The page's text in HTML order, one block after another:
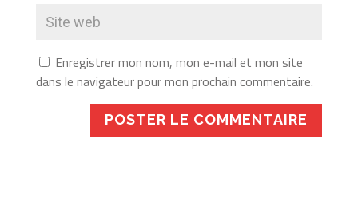
Enregistrer mon nom, mon e-mail et mon site
dans le navigateur pour mon prochain commentaire.